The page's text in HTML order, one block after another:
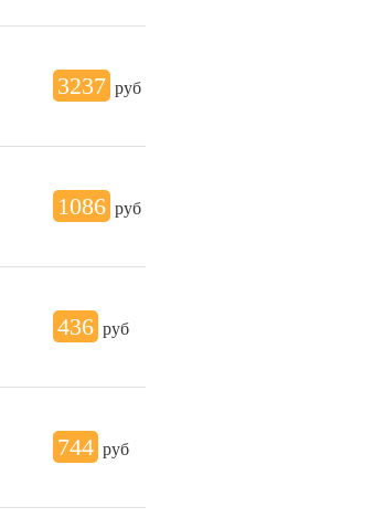
3237 руб
1086 руб
436 руб
744 руб